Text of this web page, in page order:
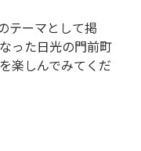
テーマとして掲
った日光の門前町
楽しんでみてくだ